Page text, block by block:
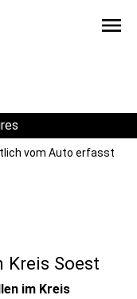
menu
vom Auto erfasst
Soest
im Kreis